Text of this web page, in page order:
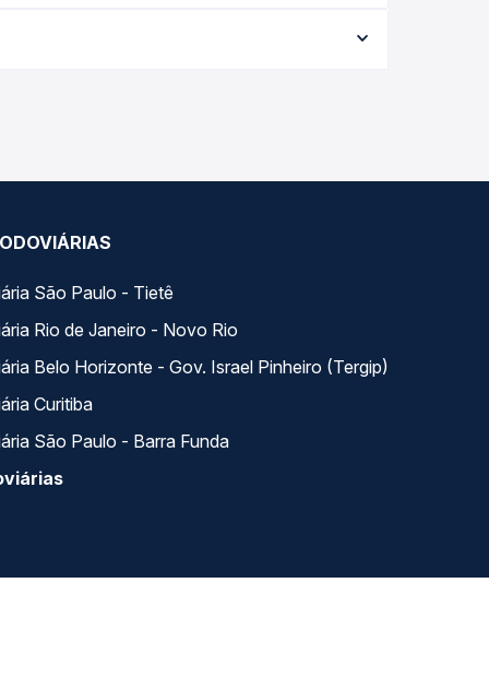
garante a melhor oferta para o seu roteiro.
São Paulo - Tietê
Rio de Janeiro - Novo Rio
Belo Horizonte - Gov. Israel Pinheiro (Tergip)
Curitiba
São Paulo - Barra Funda